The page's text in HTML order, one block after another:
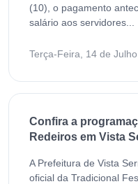
(10), o pagamento
salário aos servidores...
Terça-Feira, 14 de
Confira a
Redeiros em Vista
A Prefeitura de Vista
oficial da Tradicional